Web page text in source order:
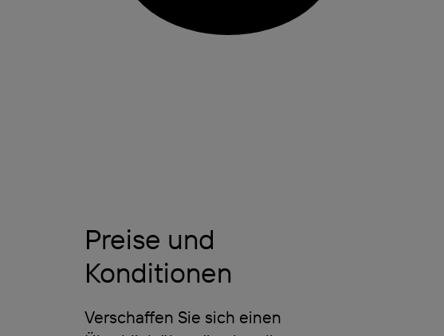
Preise und
Konditionen
Verschaffen Sie sich einen